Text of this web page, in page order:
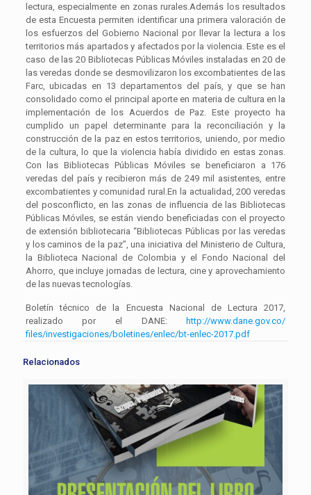
lectura, especialmente en zonas rurales.Además los resultados
de esta Encuesta permiten identificar una primera valoración de
los esfuerzos del Gobierno Nacional por llevar la lectura a los
territorios más apartados y afectados por la violencia. Este es el
caso de las 20 Bibliotecas Públicas Móviles instaladas en 20 de
las veredas donde se desmovilizaron los excombatientes de las
Farc, ubicadas en 13 departamentos del país, y que se han
consolidado como el principal aporte en materia de cultura en la
implementación de los Acuerdos de Paz. Este proyecto ha
cumplido un papel determinante para la reconciliación y la
construcción de la paz en estos territorios, uniendo, por medio
de la cultura, lo que la violencia había dividido en estas zonas.
Con las Bibliotecas Públicas Móviles se beneficiaron a 176
veredas del país y recibieron más de 249 mil asistentes, entre
excombatientes y comunidad rural.En la actualidad, 200 veredas
del posconflicto, en las zonas de influencia de las Bibliotecas
Públicas Móviles, se están viendo beneficiadas con el proyecto
de extensión bibliotecaria “Bibliotecas Públicas por las veredas
y los caminos de la paz”, una iniciativa del Ministerio de Cultura,
la Biblioteca Nacional de Colombia y el Fondo Nacional del
Ahorro, que incluye jornadas de lectura, cine y aprovechamiento
de las nuevas tecnologías.
Boletín técnico de la Encuesta Nacional de Lectura 2017,
realizado por el DANE:
http://www.dane.gov.co/
files/investigaciones/boletines/enlec/bt-enlec-2017.pdf
Relacionados